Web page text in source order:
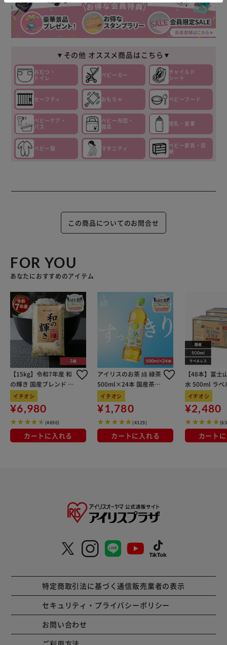
▼その他 オススメ商品はこちら▼
おむつ・
トイレ
ベビーカー
チャイルド
シート
セーフティ おもちゃ ベビーフード
ベビーケア・
バス
ベビー布団・
寝具
授乳・食事
ベビー服 マタニティ
ベビー家具・収
納
この商品についてのお問合せ
FOR YOU
あなたにおすすめのアイテム
【15kg】令和7年産 和
の輝き 国産ブレンド 5
kg×3袋
イチオシ
¥6,980
(4690)
カートに入れる
アイリスのお茶 綠 緑茶
500ml×24本 国産茶葉
100％使用
イチオシ
¥1,780
(4329)
カートに入れる
【48本】富士
水 500ml ラベ
イチオシ
¥2,480
カート
特定商取引法に基づく通信販売業者の表示
セキュリティ・プライバシーポリシー
お問い合わせ